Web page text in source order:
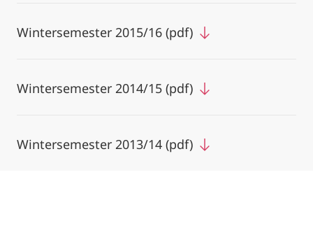
Wintersemester 2015/16 (pdf)
Wintersemester 2014/15 (pdf)
Wintersemester 2013/14 (pdf)